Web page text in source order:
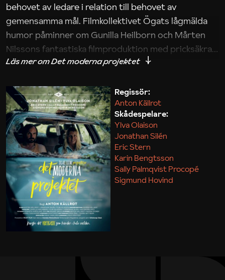
behovet av ledare i relation till behovet av
gemensamma mål. Filmkollektivet Ögats lågmälda
humor påminner om Gunilla Heilborn och Mårten
Nilssons fantastiska filmproduktion med pricksäkra
iakttagelser om hur svårt det kan vara att omsätta
Maja Kekonius
Regissör:
Anton Källrot
Skådespelare:
Ylva Olaison
Jonathan Silén
Eric Stern
Karin Bengtsson
Sally Palmqvist Procopé
Sigmund Hovind